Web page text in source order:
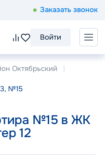
Заказать звонок
Войти
Октябрьский
№15
№15 в ЖК
12